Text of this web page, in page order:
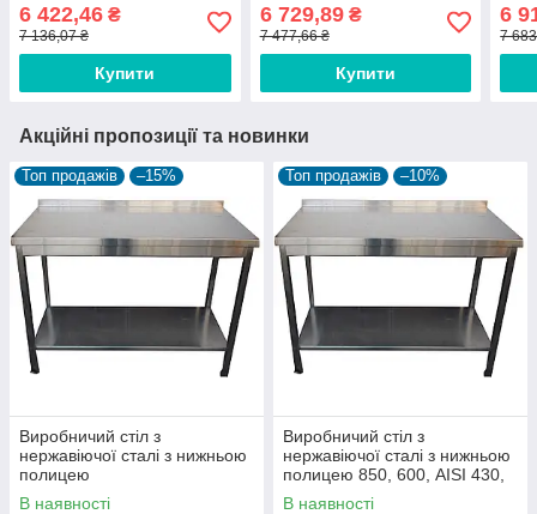
6 422,46 ₴
7 136,07 ₴
Купити
6 729,89₴
7 477,66 ₴
Купити
6
7
Акційні пропозиції та новинки
Топ продажів –15%
Виробничий стіл з
нержавіючої сталі з нижньою
полицею
В наявності
Топ продажів –10%
Виробничий стіл з
нержавіючої сталі з нижньою
полицею 850, 600, AISI 430,
500
В наявності